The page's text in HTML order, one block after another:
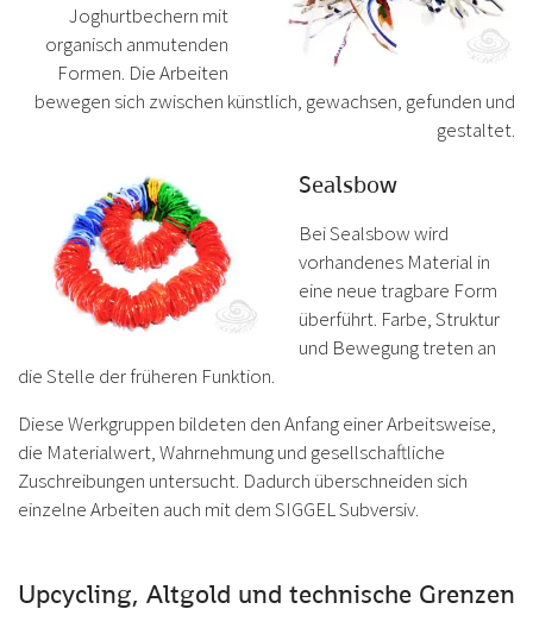
Joghurtbechern mit
organisch anmutenden
Formen. Die Arbeiten
bewegen sich zwischen künstlich, gewachsen, gefunden und
gestaltet.
Sealsbow
Bei Sealsbow wird
vorhandenes Material in
eine neue tragbare Form
überführt. Farbe, Struktur
und Bewegung treten an
die Stelle der früheren Funktion.
Diese Werkgruppen bildeten den Anfang einer Arbeitsweise,
die Materialwert, Wahrnehmung und gesellschaftliche
Zuschreibungen untersucht. Dadurch überschneiden sich
einzelne Arbeiten auch mit dem SIGGEL Subversiv.
Upcycling, Altgold und technische Grenzen